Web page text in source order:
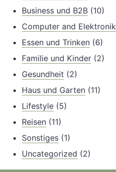
Business und B2B (10)
Computer and Elektronik
Essen und Trinken (6)
Familie und Kinder (2)
Gesundheit (2)
Haus und Garten (11)
Lifestyle (5)
Reisen (11)
Sonstiges (1)
Uncategorized (2)